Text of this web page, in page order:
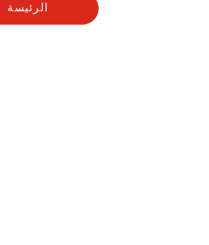
الرئيسة